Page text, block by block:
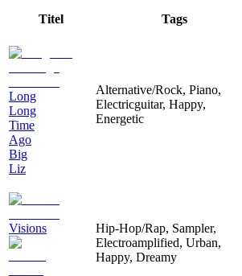
Titel Tags
Long
Long
Time
Ago
Big
Liz
Alternative/Rock, Piano,
Electricguitar, Happy,
Energetic
Visions
Hip-Hop/Rap, Sampler,
Electroamplified, Urban,
Happy, Dreamy